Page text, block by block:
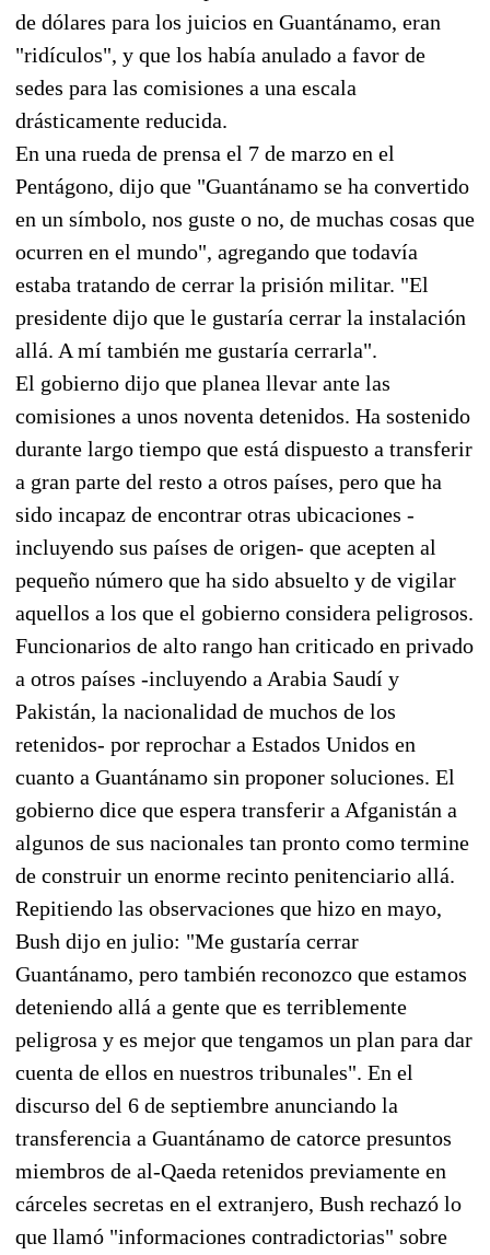
de dólares para los juicios en Guantánamo, eran
"ridículos", y que los había anulado a favor de
sedes para las comisiones a una escala
drásticamente reducida.
En una rueda de prensa el 7 de marzo en el
Pentágono, dijo que "Guantánamo se ha convertido
en un símbolo, nos guste o no, de muchas cosas que
ocurren en el mundo", agregando que todavía
estaba tratando de cerrar la prisión militar. "El
presidente dijo que le gustaría cerrar la instalación
allá. A mí también me gustaría cerrarla".
El gobierno dijo que planea llevar ante las
comisiones a unos noventa detenidos. Ha sostenido
durante largo tiempo que está dispuesto a transferir
a gran parte del resto a otros países, pero que ha
sido incapaz de encontrar otras ubicaciones -
incluyendo sus países de origen- que acepten al
pequeño número que ha sido absuelto y de vigilar
aquellos a los que el gobierno considera peligrosos.
Funcionarios de alto rango han criticado en privado
a otros países -incluyendo a Arabia Saudí y
Pakistán, la nacionalidad de muchos de los
retenidos- por reprochar a Estados Unidos en
cuanto a Guantánamo sin proponer soluciones. El
gobierno dice que espera transferir a Afganistán a
algunos de sus nacionales tan pronto como termine
de construir un enorme recinto penitenciario allá.
Repitiendo las observaciones que hizo en mayo,
Bush dijo en julio: "Me gustaría cerrar
Guantánamo, pero también reconozco que estamos
deteniendo allá a gente que es terriblemente
peligrosa y es mejor que tengamos un plan para dar
cuenta de ellos en nuestros tribunales". En el
discurso del 6 de septiembre anunciando la
transferencia a Guantánamo de catorce presuntos
miembros de al-Qaeda retenidos previamente en
cárceles secretas en el extranjero, Bush rechazó lo
que llamó "informaciones contradictorias" sobre